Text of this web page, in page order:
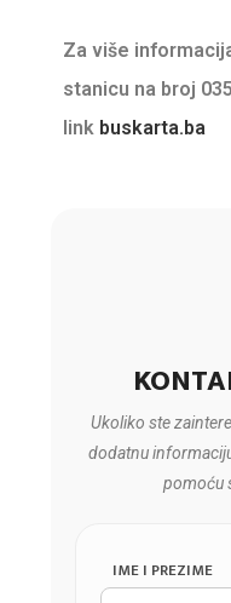
Za više
stanicu na broj
link buskarta.ba
Ukoliko ste
dodatnu
pomoću
IME I PREZIME